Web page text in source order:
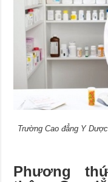
Trường Cao đẳng Y
Phương